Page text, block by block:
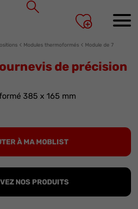
Modules thermoformés
Module de 7
de précision
385 x 165 mm
À MA MOBLIST
NOS PRODUITS